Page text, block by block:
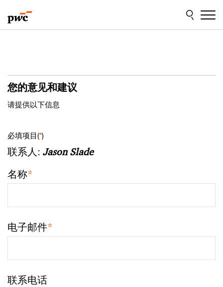
to
content
to
footer
您的意见和建议
请提供以下信息
必填项目(*)
联系人: Jason Slade
名称*
电子邮件*
联系电话